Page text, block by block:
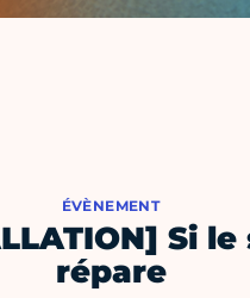
ÉVÈNEMENT
Si
répare